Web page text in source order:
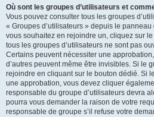
Où sont les groupes d’utilisateurs et
Vous pouvez consulter tous les groupes
« Groupes d’utilisateurs » depuis le panneau
vous souhaitez en rejoindre un, cliquez sur
tous les groupes d’utilisateurs ne sont pas
Certains peuvent nécessiter une
d’autres peuvent même être invisibles. Si le
rejoindre en cliquant sur le bouton dédié. Si
une approbation, vous devez cliquer
responsable du groupe d’utilisateurs devra
pourra vous demander la raison de votre
responsable de groupe s’il refuse votre